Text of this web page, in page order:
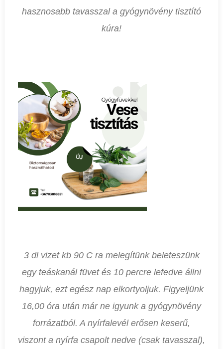
hasznosabb tavasszal a gyógynövény tisztító
kúra!
3 dl vizet kb 90 C ra melegítünk beleteszünk
egy teáskanál füvet és 10 percre lefedve állni
hagyjuk, ezt egész nap elkortyoljuk. Figyeljünk
16,00 óra után már ne igyunk a gyógynövény
forrázatból. A nyírfalevél erősen keserű,
viszont a nyírfa csapolt nedve (csak tavasszal),